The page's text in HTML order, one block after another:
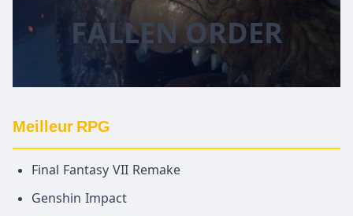
FALLEN ORDER
Meilleur RPG
Final Fantasy VII Remake
Genshin Impact